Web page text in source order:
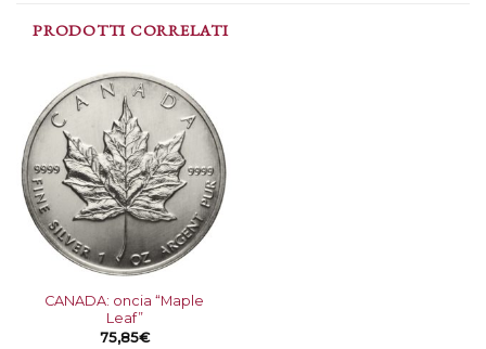
PRODOTTI CORRELATI
Aggiungi
alla lista
desideri
CANADA: oncia “Maple
Leaf”
75,85€